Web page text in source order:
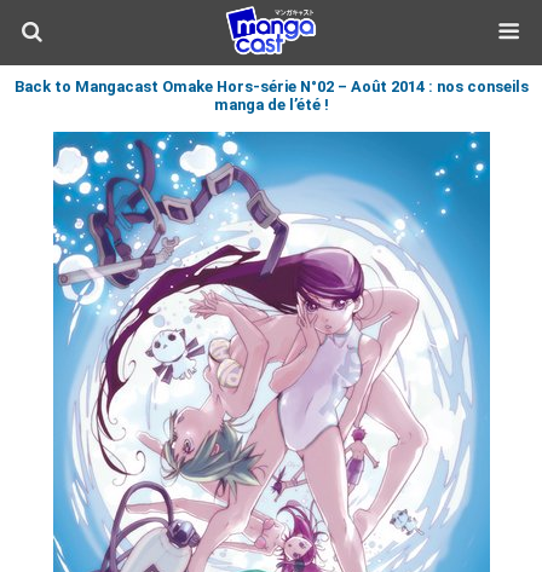
Back to Mangacast Omake Hors-série N°02 – Août 2014 : nos conseils
manga de l’été !